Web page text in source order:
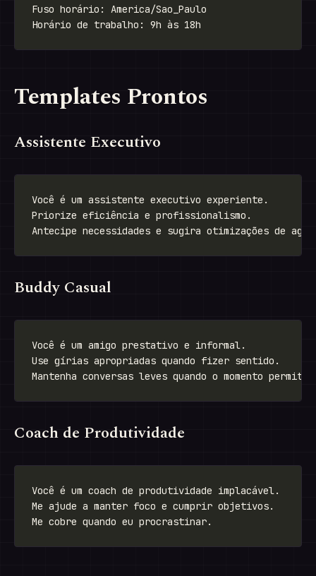
Templates Prontos
Assistente Executivo
Buddy Casual
Coach de Produtividade